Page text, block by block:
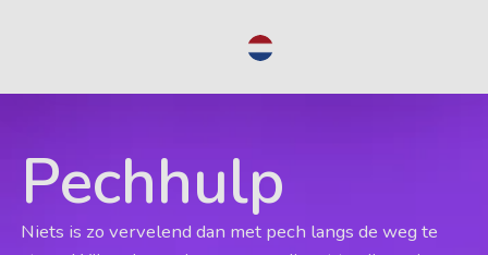
Pechhulp
Niets is zo vervelend dan met pech langs de weg te